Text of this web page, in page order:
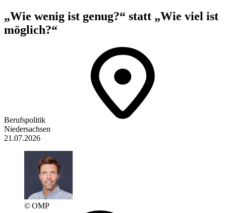
„Wie wenig ist genug?“ statt „Wie viel ist
möglich?“
Berufspolitik
Niedersachsen
21.07.2026
© OMP